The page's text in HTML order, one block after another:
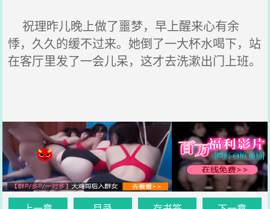
祝理昨儿晚上做了噩梦，早上醒来心有余
悸，久久的缓不过来。她倒了一大杯水喝下，站
在客厅里发了一会儿呆，这才去洗漱出门上班。